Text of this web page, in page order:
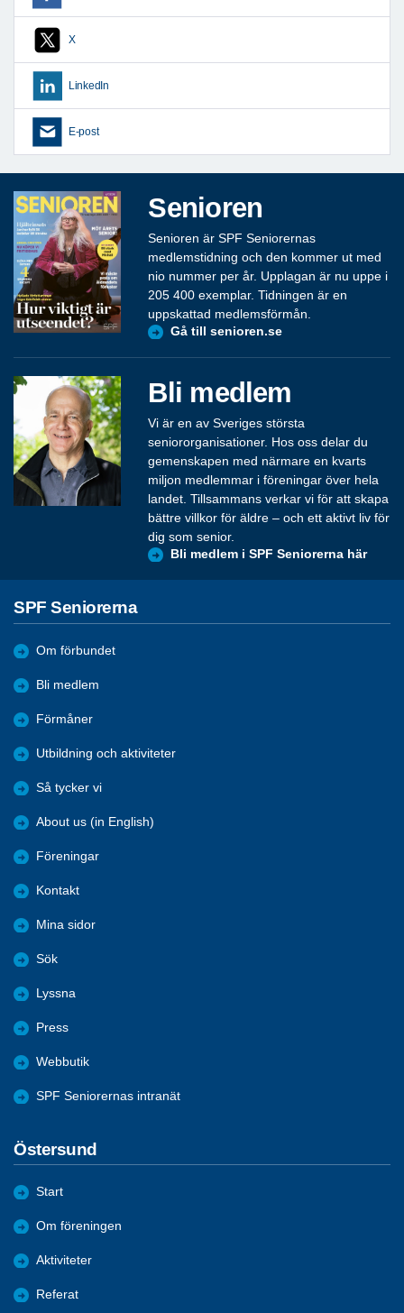
X
LinkedIn
E-post
Senioren
Senioren är SPF Seniorernas
medlemstidning och den kommer ut med
nio nummer per år. Upplagan är nu uppe i
205 400 exemplar. Tidningen är en
uppskattad medlemsförmån.
Gå till senioren.se
Bli medlem
Vi är en av Sveriges största
seniororganisationer. Hos oss delar du
gemenskapen med närmare en kvarts
miljon medlemmar i föreningar över hela
landet. Tillsammans verkar vi för att skapa
bättre villkor för äldre – och ett aktivt liv för
dig som senior.
Bli medlem i SPF Seniorerna här
SPF Seniorerna
Om förbundet
Bli medlem
Förmåner
Utbildning och aktiviteter
Så tycker vi
About us (in English)
Föreningar
Kontakt
Mina sidor
Sök
Lyssna
Press
Webbutik
SPF Seniorernas intranät
Östersund
Start
Om föreningen
Aktiviteter
Referat